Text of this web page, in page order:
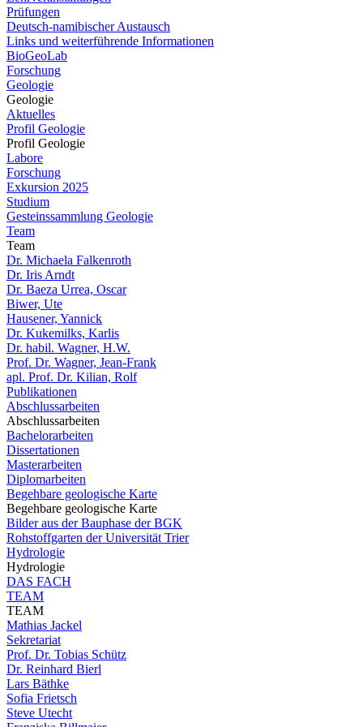
Prüfungen
Deutsch-namibischer Austausch
Links und weiterführende Informationen
BioGeoLab
Forschung
Geologie
Geologie
Aktuelles
Profil Geologie
Profil Geologie
Labore
Forschung
Exkursion 2025
Studium
Gesteinssammlung Geologie
Team
Team
Dr. Michaela Falkenroth
Dr. Iris Arndt
Dr. Baeza Urrea, Oscar
Biwer, Ute
Hausener, Yannick
Dr. Kukemilks, Karlis
Dr. habil. Wagner, H.W.
Prof. Dr. Wagner, Jean-Frank
apl. Prof. Dr. Kilian, Rolf
Publikationen
Abschlussarbeiten
Abschlussarbeiten
Bachelorarbeiten
Dissertationen
Masterarbeiten
Diplomarbeiten
Begehbare geologische Karte
Begehbare geologische Karte
Bilder aus der Bauphase der BGK
Rohstoffgarten der Universität Trier
Hydrologie
Hydrologie
DAS FACH
TEAM
TEAM
Mathias Jackel
Sekretariat
Prof. Dr. Tobias Schütz
Dr. Reinhard Bierl
Lars Bäthke
Sofia Frietsch
Steve Utecht